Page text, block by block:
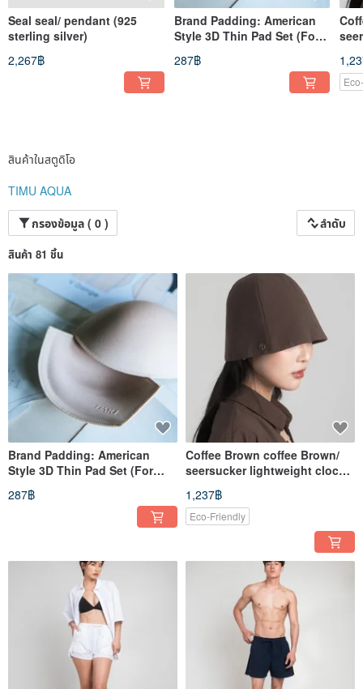
Seal seal/ pendant (925
sterling silver)
2,267฿
Brand Padding: American
Style 3D Thin Pad Set (For
Swimwear)
287฿
สินค้าในสตูดิโอ
TIMU AQUA
กรองข้อมูล ( 0 )
ลำดับ
สินค้า 81 ชิ้น
Brand Padding: American
Style 3D Thin Pad Set (For
Swimwear)
287฿
Coffee Brown coffee Brown/
seersucker lightweight cloche
1,237฿
Eco-Friendly